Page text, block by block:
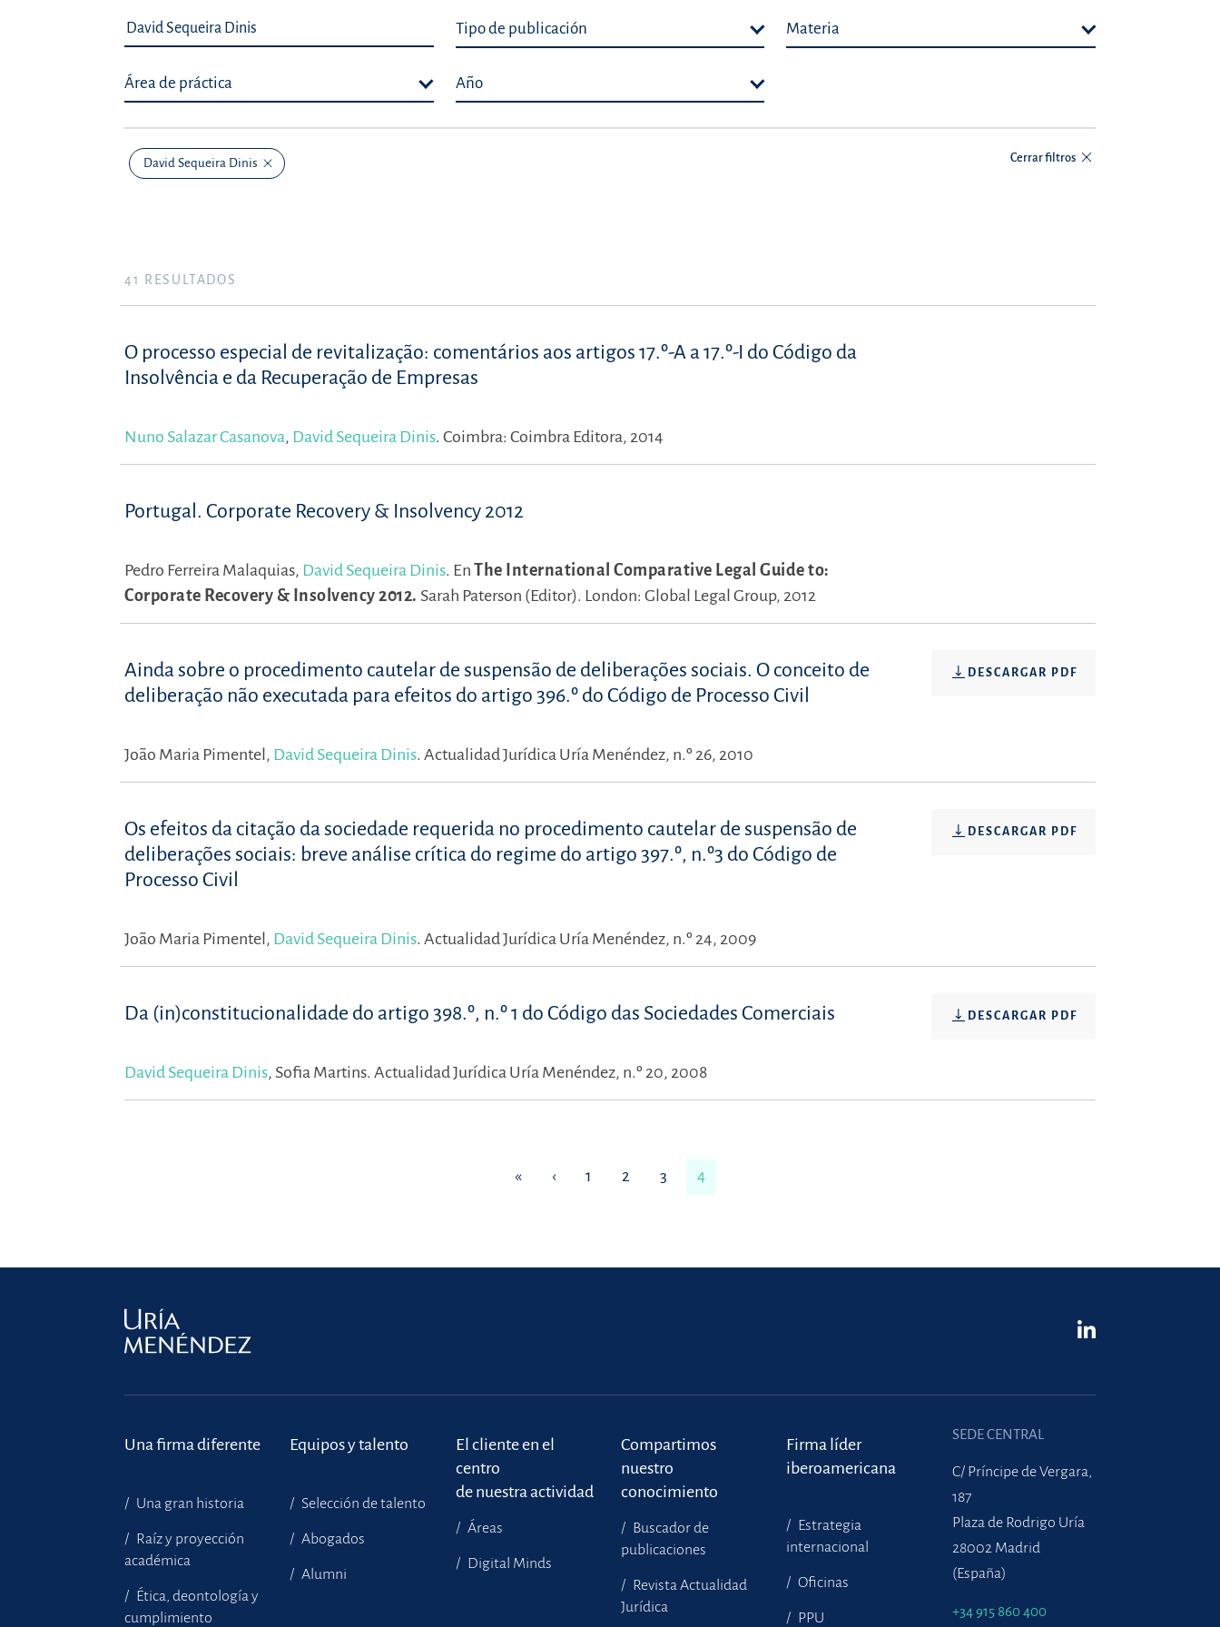
Tipo de publicación Materia
Área de práctica Año
David Sequeira Dinis Cerrar filtros
41 RESULTADOS
O processo especial de revitalização: comentários aos artigos 17.º-A a 17.º-I do Código da
Insolvência e da Recuperação de Empresas
Nuno Salazar Casanova, David Sequeira Dinis. Coimbra: Coimbra Editora, 2014
Portugal. Corporate Recovery & Insolvency 2012
Pedro Ferreira Malaquias, David Sequeira Dinis. En The International Comparative Legal Guide to:
Corporate Recovery & Insolvency 2012. Sarah Paterson (Editor). London: Global Legal Group, 2012
Ainda sobre o procedimento cautelar de suspensão de deliberações sociais. O conceito de
deliberação não executada para efeitos do artigo 396.º do Código de Processo Civil
DESCARGAR PDF
João Maria Pimentel, David Sequeira Dinis. Actualidad Jurídica Uría Menéndez, n.º 26, 2010
Os efeitos da citação da sociedade requerida no procedimento cautelar de suspensão de
deliberações sociais: breve análise crítica do regime do artigo 397.º, n.º3 do Código de
Processo Civil
DESCARGAR PDF
João Maria Pimentel, David Sequeira Dinis. Actualidad Jurídica Uría Menéndez, n.º 24, 2009
Da (in)constitucionalidade do artigo 398.º, n.º 1 do Código das Sociedades Comerciais DESCARGAR PDF
David Sequeira Dinis, Sofia Martins. Actualidad Jurídica Uría Menéndez, n.º 20, 2008
« ‹ 1 2 3 4
Una firma diferente
Una gran historia
Raíz y proyección
académica
Ética, deontología y
cumplimiento
Equipos y talento
Selección de talento
Abogados
Alumni
El cliente en el
centro
de nuestra actividad
Áreas
Digital Minds
Compartimos
nuestro
conocimiento
Buscador de
publicaciones
Revista Actualidad
Jurídica
Firma líder
iberoamericana
Estrategia
internacional
Oficinas
PPU
SEDE CENTRAL
C/ Príncipe de Vergara,
187
Plaza de Rodrigo Uría
28002 Madrid
(España)
+34 915 860 400